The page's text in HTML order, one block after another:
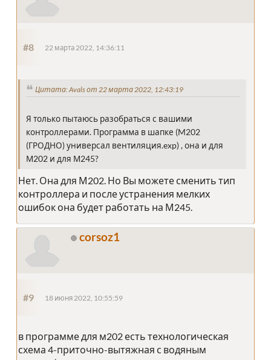
#8 22 марта 2022, 14:36:11
Цитата: Avals от 22 марта 2022, 12:43:19
Я только пытаюсь разобраться с вашими
контроллерами. Программа в шапке (M202
(ГРОДНО) универсал вентиляция.exp) , она и для
М202 и для М245?
Нет. Она для М202. Но Вы можете сменить тип
контроллера и после устранения мелких
ошибок она будет работать на М245.
corsoz1
#9 18 июня 2022, 10:55:59
в программе для м202 есть технологическая
схема 4-приточно-вытяжная с водяным